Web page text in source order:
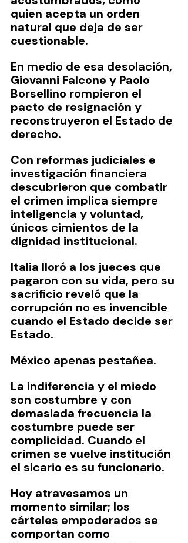
quien acepta un orden
natural que deja de ser
cuestionable.
En medio de esa desolación,
Giovanni Falcone y Paolo
Borsellino rompieron el
pacto de resignación y
reconstruyeron el Estado de
derecho.
Con reformas judiciales e
investigación financiera
descubrieron que combatir
el crimen implica siempre
inteligencia y voluntad,
únicos cimientos de la
dignidad institucional.
Italia lloró a los jueces que
pagaron con su vida, pero su
sacrificio reveló que la
corrupción no es invencible
cuando el Estado decide ser
Estado.
México apenas pestañea.
La indiferencia y el miedo
son costumbre y con
demasiada frecuencia la
costumbre puede ser
complicidad. Cuando el
crimen se vuelve institución
el sicario es su funcionario.
Hoy atravesamos un
momento similar; los
cárteles empoderados se
comportan como